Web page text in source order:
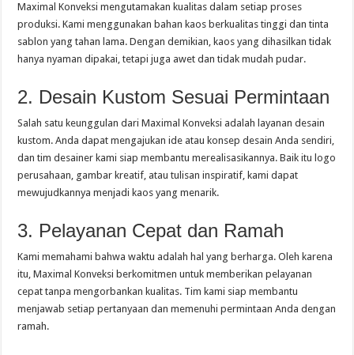
Maximal Konveksi mengutamakan kualitas dalam setiap proses
produksi. Kami menggunakan bahan kaos berkualitas tinggi dan tinta
sablon yang tahan lama. Dengan demikian, kaos yang dihasilkan tidak
hanya nyaman dipakai, tetapi juga awet dan tidak mudah pudar.
2. Desain Kustom Sesuai Permintaan
Salah satu keunggulan dari Maximal Konveksi adalah layanan desain
kustom. Anda dapat mengajukan ide atau konsep desain Anda sendiri,
dan tim desainer kami siap membantu merealisasikannya. Baik itu logo
perusahaan, gambar kreatif, atau tulisan inspiratif, kami dapat
mewujudkannya menjadi kaos yang menarik.
3. Pelayanan Cepat dan Ramah
Kami memahami bahwa waktu adalah hal yang berharga. Oleh karena
itu, Maximal Konveksi berkomitmen untuk memberikan pelayanan
cepat tanpa mengorbankan kualitas. Tim kami siap membantu
menjawab setiap pertanyaan dan memenuhi permintaan Anda dengan
ramah.